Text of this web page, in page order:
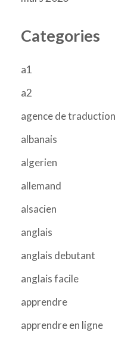
Categories
a1
a2
agence de traduction
albanais
algerien
allemand
alsacien
anglais
anglais debutant
anglais facile
apprendre
apprendre en ligne